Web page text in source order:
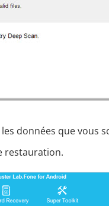
données que vous
restauration.